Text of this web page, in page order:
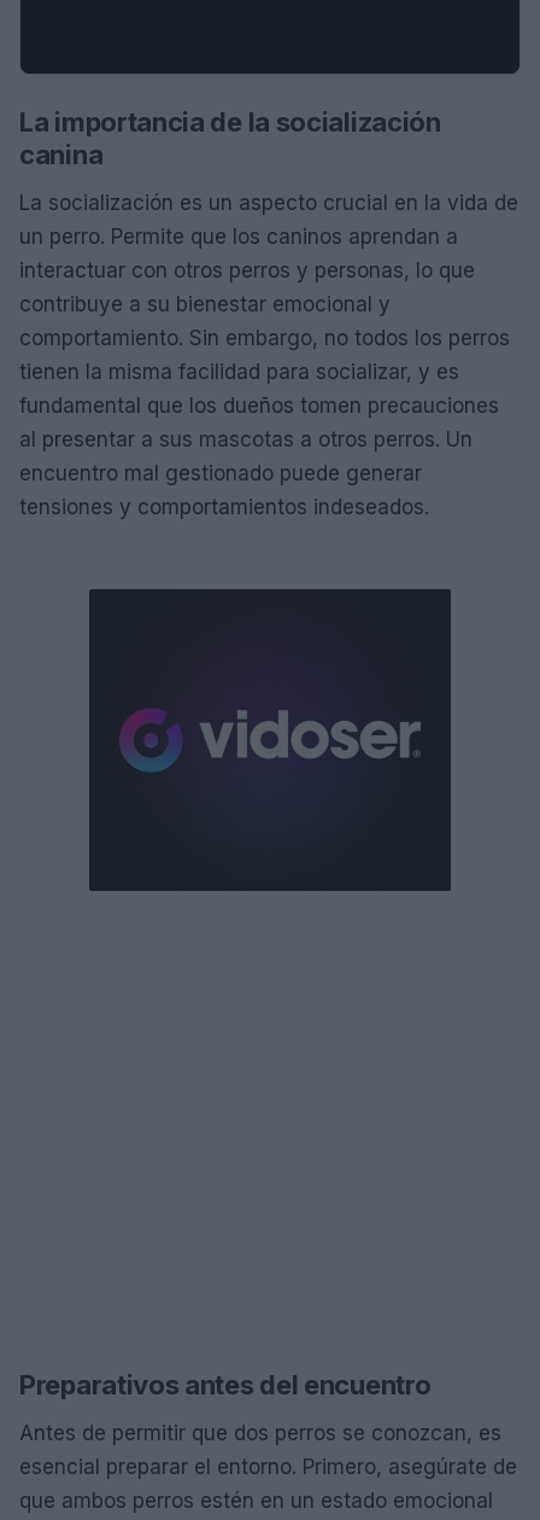
La importancia de la socialización
canina
La socialización es un aspecto crucial en la vida de
un perro. Permite que los caninos aprendan a
interactuar con otros perros y personas, lo que
contribuye a su bienestar emocional y
comportamiento. Sin embargo, no todos los perros
tienen la misma facilidad para socializar, y es
fundamental que los dueños tomen precauciones
al presentar a sus mascotas a otros perros. Un
encuentro mal gestionado puede generar
tensiones y comportamientos indeseados.
Preparativos antes del encuentro
Antes de permitir que dos perros se conozcan, es
esencial preparar el entorno. Primero, asegúrate de
que ambos perros estén en un estado emocional